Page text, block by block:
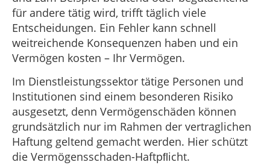
für andere tätig wird, trifft täglich viele
Entscheidungen. Ein Fehler kann schnell
weitreichende Konsequenzen haben und ein
Vermögen kosten – Ihr Vermögen.
Im Dienstleistungssektor tätige Personen und
Institutionen sind einem besonderen Risiko
ausgesetzt, denn Vermögenschäden können
grundsätzlich nur im Rahmen der vertraglichen
Haftung geltend gemacht werden. Hier schützt
die Vermögensschaden-Haftpﬂicht.